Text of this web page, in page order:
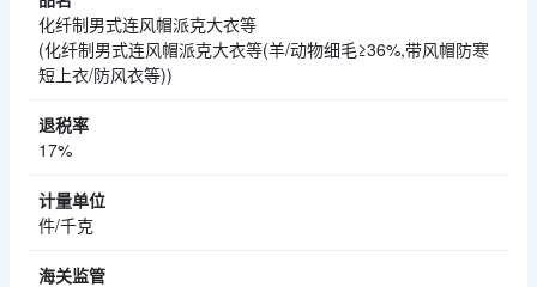
化纤制男式连风帽派克大衣等
(化纤制男式连风帽派克大衣等(羊/动物细毛≥36%,带风帽防寒
短上衣/防风衣等))
17%
件/千克